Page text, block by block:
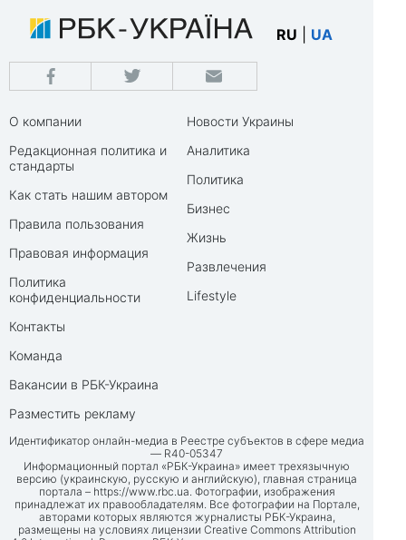
RU UA
О компании
Редакционная политика и
стандарты
Как стать нашим автором
Правила пользования
Правовая информация
Политика
конфиденциальности
Контакты
Команда
Вакансии в РБК-Украина
Разместить рекламу
Новости Украины
Аналитика
Политика
Бизнес
Жизнь
Развлечения
Lifestyle
Идентификатор онлайн-медиа в Реестре субъектов в сфере медиа
— R40-05347
Информационный портал «РБК-Украина» имеет трехязычную
версию (украинскую, русскую и английскую), главная страница
портала – https://www.rbc.ua. Фотографии, изображения
принадлежат их правообладателям. Все фотографии на Портале,
авторами которых являются журналисты РБК-Украина,
размещены на условиях лицензии Creative Commons Attribution